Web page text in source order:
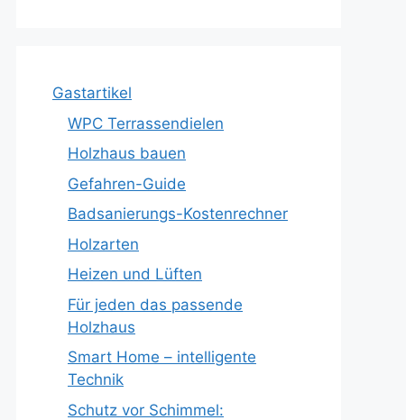
Gastartikel
WPC Terrassendielen
Holzhaus bauen
Gefahren-Guide
Badsanierungs-Kostenrechner
Holzarten
Heizen und Lüften
Für jeden das passende
Holzhaus
Smart Home – intelligente
Technik
Schutz vor Schimmel: